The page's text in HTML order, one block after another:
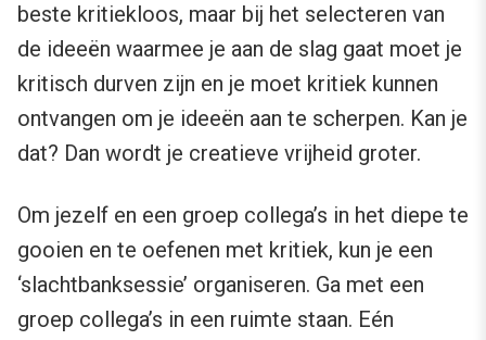
beste kritiekloos, maar bij het selecteren van
de ideeën waarmee je aan de slag gaat moet je
kritisch durven zijn en je moet kritiek kunnen
ontvangen om je ideeën aan te scherpen. Kan je
dat? Dan wordt je creatieve vrijheid groter.
Om jezelf en een groep collega’s in het diepe te
gooien en te oefenen met kritiek, kun je een
‘slachtbanksessie’ organiseren. Ga met een
groep collega’s in een ruimte staan. Eén